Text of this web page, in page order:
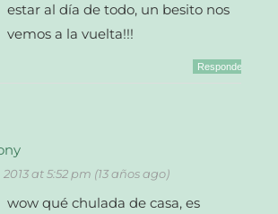
estar al día de todo, un besito nos
vemos a la vuelta!!!
Responder
2013 at 5:52 pm (13 años ago)
wow qué chulada de casa, es